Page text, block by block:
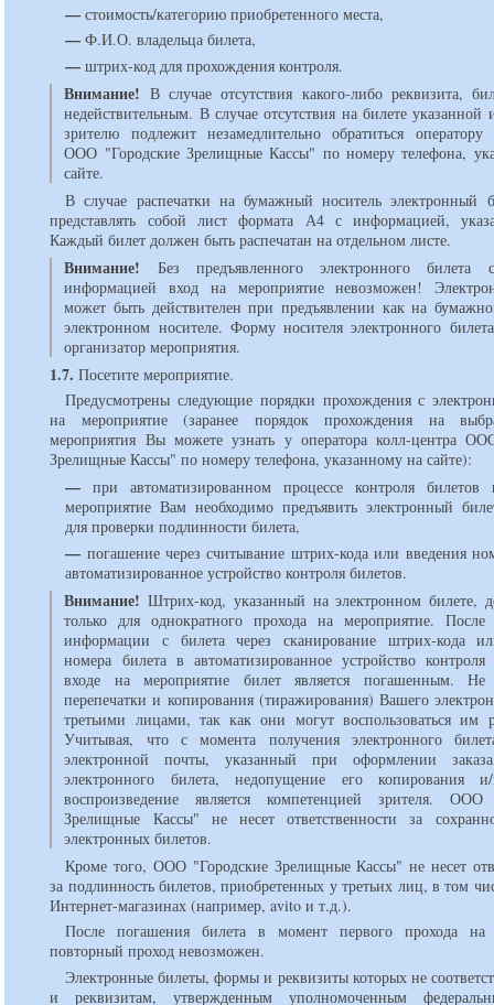
— стоимость/категорию приобретенного места,
— Ф.И.О. владельца билета,
— штрих-код для прохождения контроля.
Внимание! В случае отсутствия какого-либо реквизита,
недействительным. В случае отсутствия на билете
зрителю подлежит незамедлительно обратиться оператору
ООО "Городские Зрелищные Кассы" по номеру телефона,
сайте.
В случае распечатки на бумажный носитель электронный
представлять собой лист формата А4 с информацией,
Каждый билет должен быть распечатан на отдельном листе.
Внимание! Без предъявленного электронного билета
информацией вход на мероприятие невозможен!
может быть действителен при предъявлении как на
электронном носителе. Форму носителя электронного
организатор мероприятия.
1.7. Посетите мероприятие.
Предусмотрены следующие порядки прохождения с
на мероприятие (заранее порядок прохождения на
мероприятия Вы можете узнать у оператора колл-центра
Зрелищные Кассы" по номеру телефона, указанному на сайте):
— при автоматизированном процессе контроля
мероприятие Вам необходимо предъявить электронный
для проверки подлинности билета,
— погашение через считывание штрих-кода или введения
автоматизированное устройство контроля билетов.
Внимание! Штрих-код, указанный на электронном билете,
только для однократного прохода на мероприятие. После
информации с билета через сканирование штрих-кода
номера билета в автоматизированное устройство
входе на мероприятие билет является погашенным. Не
перепечатки и копирования (тиражирования) Вашего
третьими лицами, так как они могут воспользоваться им
Учитывая, что с момента получения электронного
электронной почты, указанный при оформлении
электронного билета, недопущение его копирования
воспроизведение является компетенцией зрителя. ООО
Зрелищные Кассы" не несет ответственности за
электронных билетов.
Кроме того, ООО "Городские Зрелищные Кассы" не несет
за подлинность билетов, приобретенных у третьих лиц, в том
Интернет-магазинах (например, avito и т.д.).
После погашения билета в момент первого прохода на
повторный проход невозможен.
Электронные билеты, формы и реквизиты которых не
и реквизитам, утвержденным уполномоченным